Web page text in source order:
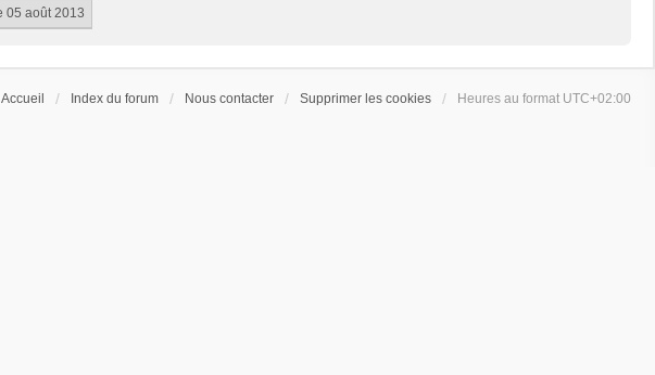
Accueil Index du forum Nous contacter Supprimer les cookies Heures au format UTC+02:00